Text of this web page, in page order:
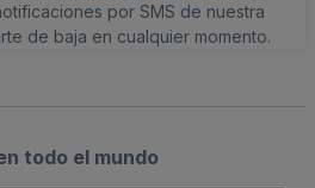
por SMS de nuestra
de baja en cualquier momento.
todo el mundo